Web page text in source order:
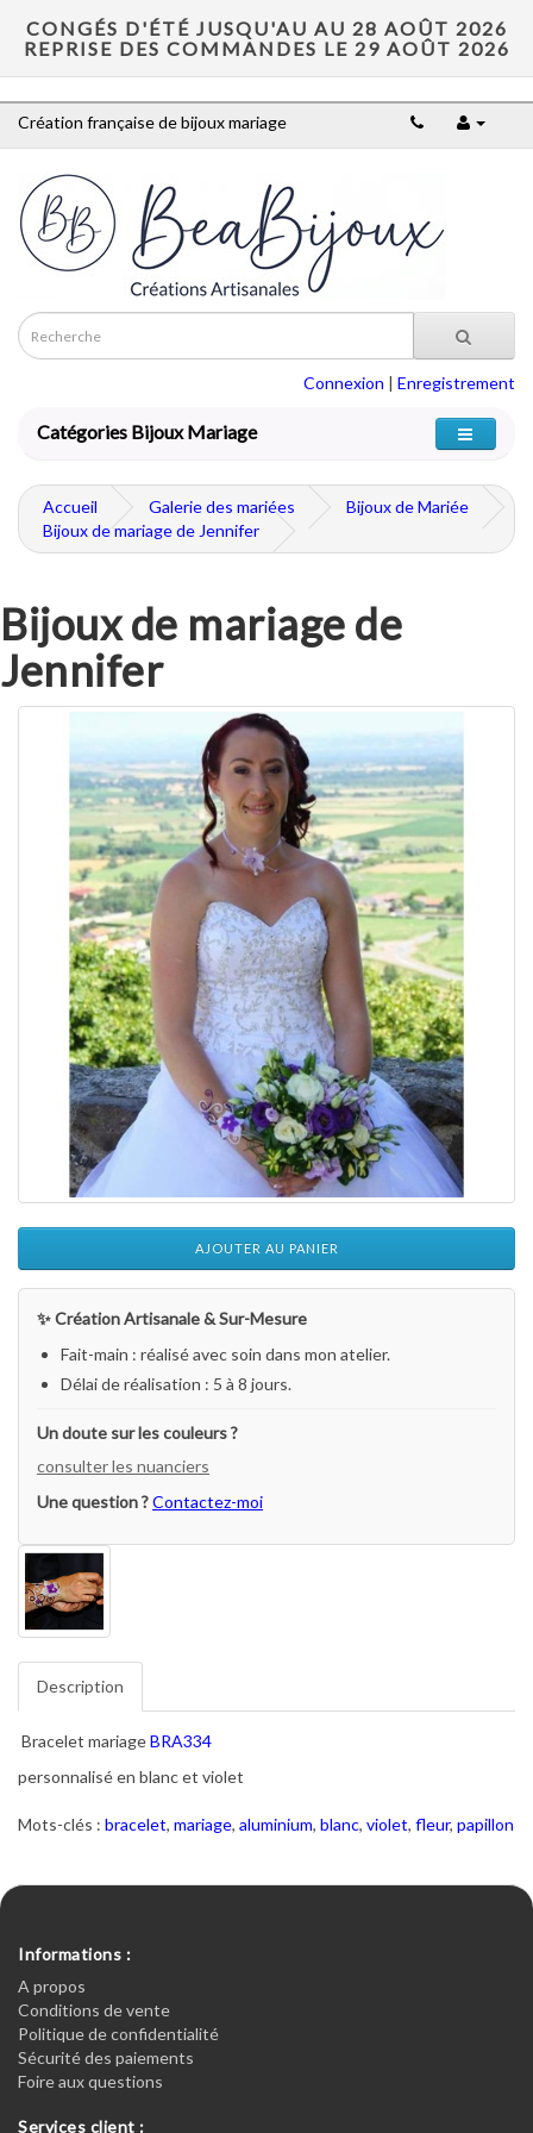
CONGÉS D'ÉTÉ JUSQU'AU AU 28 AOÛT 2026
REPRISE DES COMMANDES LE 29 AOÛT 2026
Création française de bijoux mariage
Connexion | Enregistrement
Catégories Bijoux Mariage
Accueil Galerie des mariées
Bijoux de Mariée
Bijoux de mariage de Jennifer
Bijoux de mariage de
Jennifer
AJOUTER AU PANIER
✨ Création Artisanale & Sur-Mesure
Fait-main : réalisé avec soin dans mon atelier.
Délai de réalisation : 5 à 8 jours.
Un doute sur les couleurs ?
consulter les nuanciers
Une question ?Contactez-moi
Description
Bracelet mariageBRA334
personnalisé en blanc et violet
Mots-clés : bracelet, mariage, aluminium, blanc, violet, fleur, papillon
Informations :
A propos
Conditions de vente
Politique de confidentialité
Sécurité des paiements
Foire aux questions
Services client :